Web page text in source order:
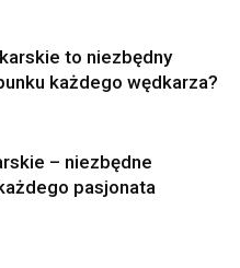
to niezbędny
każdego wędkarza?
– niezbędne
pasjonata